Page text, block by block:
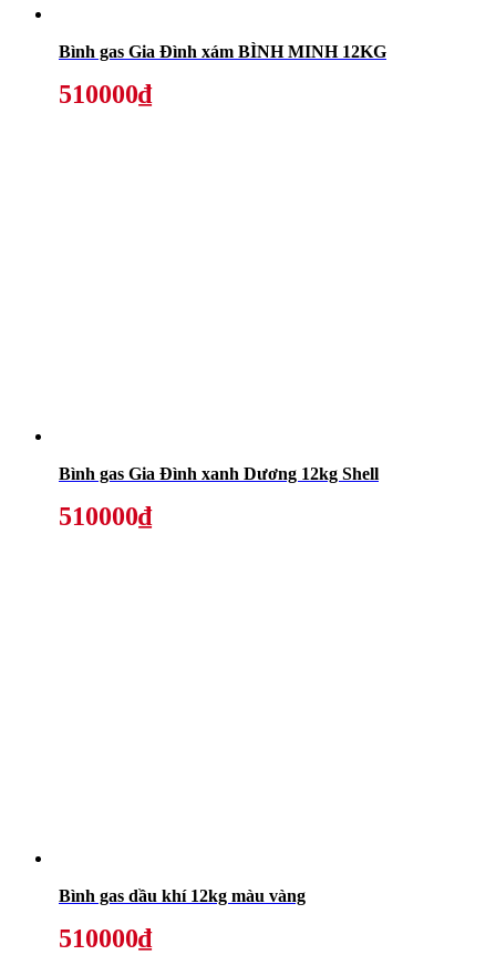
Bình gas Gia Đình xám BÌNH MINH 12KG
510000₫
Bình gas Gia Đình xanh Dương 12kg Shell
510000₫
Bình gas dầu khí 12kg màu vàng
510000₫